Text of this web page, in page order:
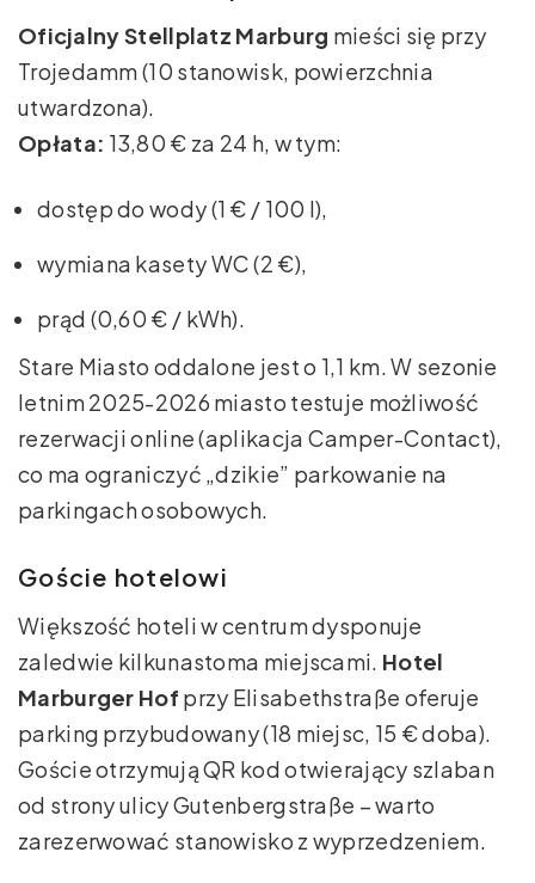
Oficjalny Stellplatz Marburg mieści się przy
Trojedamm (10 stanowisk, powierzchnia
utwardzona).
Opłata: 13,80 € za 24 h, w tym:
dostęp do wody (1 € / 100 l),
wymiana kasety WC (2 €),
prąd (0,60 € / kWh).
Stare Miasto oddalone jest o 1,1 km. W sezonie
letnim 2025-2026 miasto testuje możliwość
rezerwacji online (aplikacja Camper-Contact),
co ma ograniczyć „dzikie” parkowanie na
parkingach osobowych.
Goście hotelowi
Większość hoteli w centrum dysponuje
zaledwie kilkunastoma miejscami. Hotel
Marburger Hof przy Elisabethstraße oferuje
parking przybudowany (18 miejsc, 15 € doba).
Goście otrzymują QR kod otwierający szlaban
od strony ulicy Gutenbergstraße – warto
zarezerwować stanowisko z wyprzedzeniem.